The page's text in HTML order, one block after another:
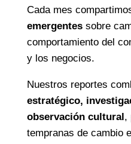
Cada mes
emergentessobre
comportamiento del
y los negocios.
Nuestros reportes
estratégico,
observación cultural,
tempranas de cambio